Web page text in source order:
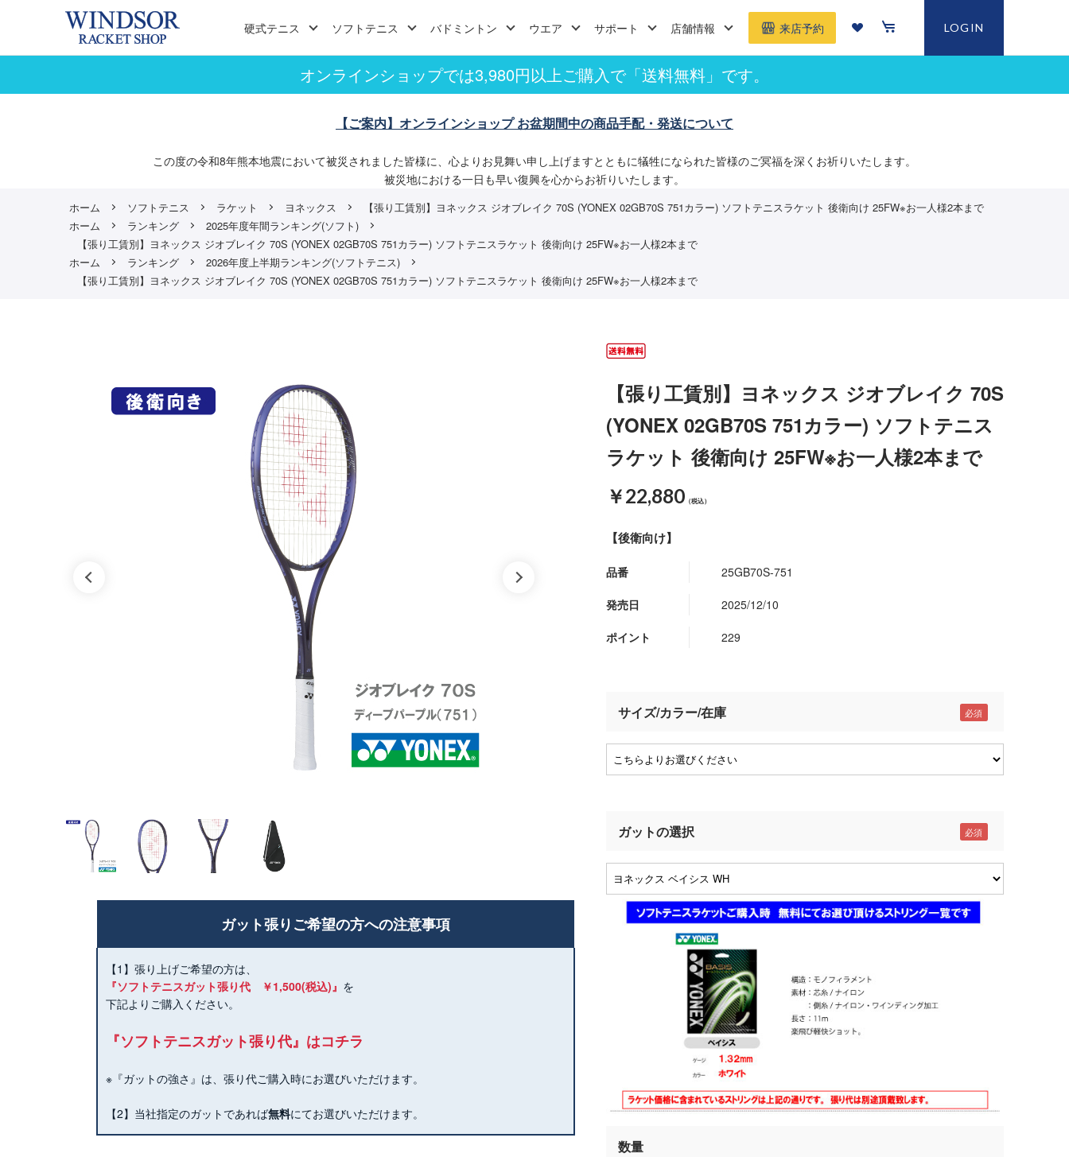
硬式テニス ソフトテニス バドミントン ウエア サポート 店舗情報 来店予約 LOGIN
オンラインショップでは3,980円以上ご購入で「送料無料」です。
【ご案内】オンラインショップ お盆期間中の商品手配・発送について
この度の令和8年熊本地震において被災されました皆様に、心よりお見舞い申し上げますとともに犠牲になられた皆様のご冥福を深くお祈りいたします。
被災地における一日も早い復興を心からお祈りいたします。
ホーム ソフトテニス ラケット ヨネックス
【張り工賃別】ヨネックス ジオブレイク 70S (YONEX 02GB70S 751カラー) ソフトテニスラケット 後衛向け 25FW※お一人様2本まで
ホーム
ランキング
2025年度年間ランキング(ソフト)
【張り工賃別】ヨネックス ジオブレイク 70S (YONEX 02GB70S 751カラー) ソフトテニスラケット 後衛向け 25FW※お一人様2本まで
ホーム
ランキング
2026年度上半期ランキング(ソフトテニス)
【張り工賃別】ヨネックス ジオブレイク 70S (YONEX 02GB70S 751カラー) ソフトテニスラケット 後衛向け 25FW※お一人様2本まで
ガット張りご希望の方への注意事項
【1】張り上げご希望の方は、
『ソフトテニスガット張り代 ￥1,500(税込)』 を
下記よりご購入ください。
『ソフトテニスガット張り代』はコチラ
※『ガットの強さ』は、張り代ご購入時にお選びいただけます。
【2】当社指定のガットであれば無料にてお選びいただけます。
【後衛向け】
【張り工賃別】ヨネックス ジオブレイク 70S
(YONEX 02GB70S 751カラー) ソフトテニス
ラケット 後衛向け 25FW※お一人様2本まで
￥22,880 （税込）
品番 25GB70S-751
発売日 2025/12/10
ポイント 229
ガットの選択
サイズ/カラー/在庫